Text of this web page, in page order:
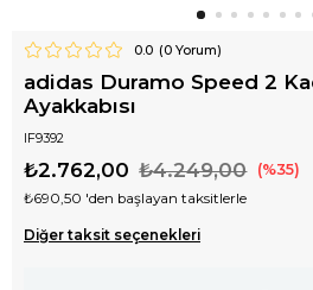
0.0 (0Yorum)
adidas Duramo Speed 2
Ayakkabısı
IF9392
₺4.249,00
₺2.762,00 35
₺690,50 'den başlayan taksitlerle
Diğer taksit seçenekleri